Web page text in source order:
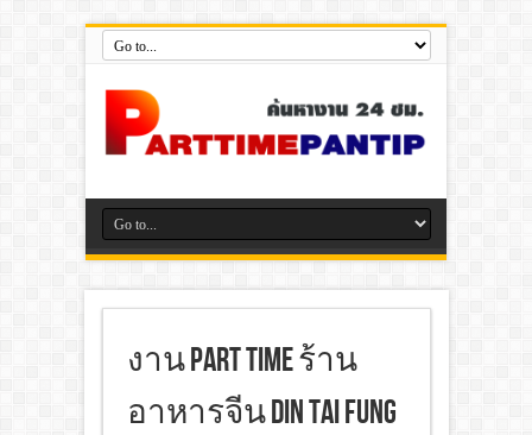
งาน Part Time ร้าน
อาหารจีน Din Tai Fung